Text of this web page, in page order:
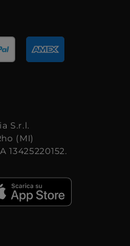
S.r.l.
(MI)
13425220152.